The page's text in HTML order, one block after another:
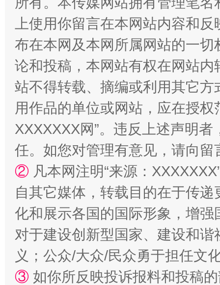
国家大学科技园优化重塑工作
扯下公款旅游的“隐身衣” 如何以
上使用你留言在本网站内容和
布在本网及本网所属网站的一
论和投稿，本网站有权在网站
站不得转载、摘编或利用其它
用作品的单位或网站，应在授
XXXXXXX网”。违反上述声明
任。如您对管理有意见，请向
② 凡本网注明“来源：
自其它媒体，转载目的在于传
化和展示各国的国际形象，增
对于建设创新型国家、建设和
义；公众/大众/民众勇于担任文
③ 如你所反映投诉报料和投稿